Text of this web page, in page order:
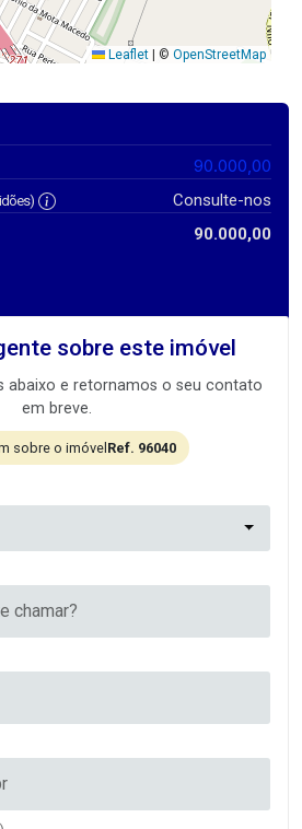
Leaflet © OpenStreetMap
90.000,00
Consulte-nos
90.000,00
sobre este imóvel
abaixo e retornamos o seu contato
em breve.
sobre o imóvel Ref. 96040